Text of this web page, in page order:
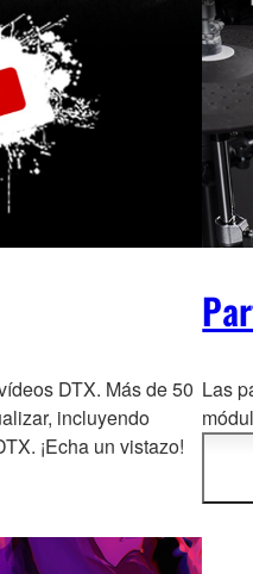
DTX. Más de 50
incluyendo
¡Echa un vistazo!
Las